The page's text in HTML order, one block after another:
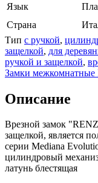
Язык
Страна
Тип с ручкой,
защелкой, для
ручкой и защелкой,
Замки межкомнатные
Описание
Врезной замок
защелкой, является
серии Mediana
цилиндровый
латунь блестящая